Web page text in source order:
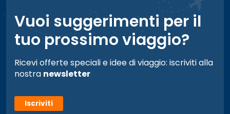
Vuoi suggerimenti per il
tuo prossimo viaggio?
Ricevi offerte speciali e idee di viaggio: iscriviti alla
nostra newsletter
Iscriviti